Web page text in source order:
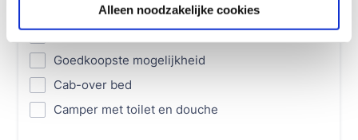
Alleen noodzakelijke cookies